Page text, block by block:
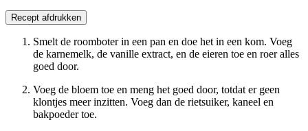
Recept afdrukken
Smelt de roomboter in een pan en doe het in een kom. Voeg
de karnemelk, de vanille extract, en de eieren toe en roer alles
goed door.
Voeg de bloem toe en meng het goed door, totdat er geen
klontjes meer inzitten. Voeg dan de rietsuiker, kaneel en
bakpoeder toe.